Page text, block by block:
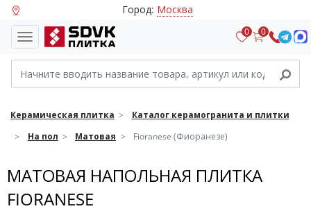
Город: Москва
0 0
Керамическая плитка
Каталог керамогранита и плитки
На пол
Матовая Fioranese (Фиоранезе)
МАТОВАЯ НАПОЛЬНАЯ ПЛИТКА
FIORANESE